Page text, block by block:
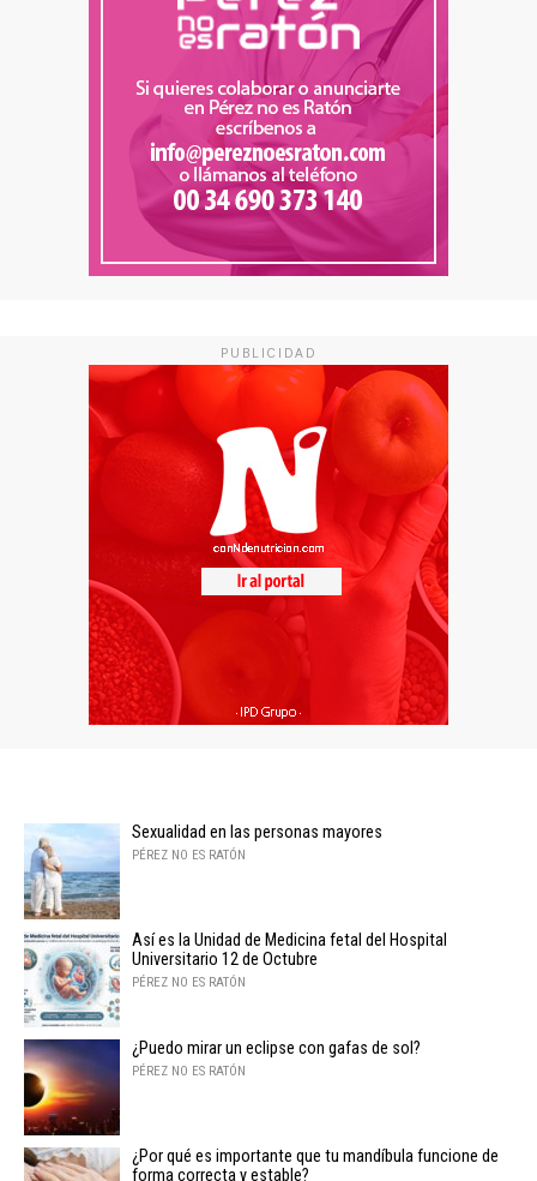
PUBLICIDAD
Sexualidad en las personas mayores
PÉREZ NO ES RATÓN
Así es la Unidad de Medicina fetal del Hospital
Universitario 12 de Octubre
PÉREZ NO ES RATÓN
¿Puedo mirar un eclipse con gafas de sol?
PÉREZ NO ES RATÓN
¿Por qué es importante que tu mandíbula funcione de
forma correcta y estable?